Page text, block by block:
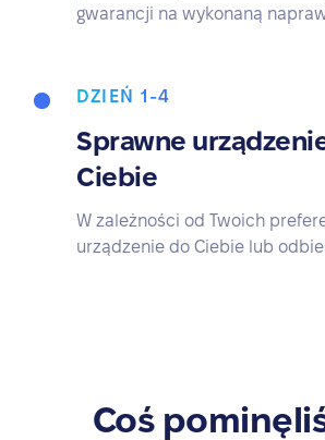
gwarancji na wykonaną
DZIEŃ 1-4
Sprawne
Ciebie
W zależności od Twoich
urządzenie do Ciebie lub
Coś